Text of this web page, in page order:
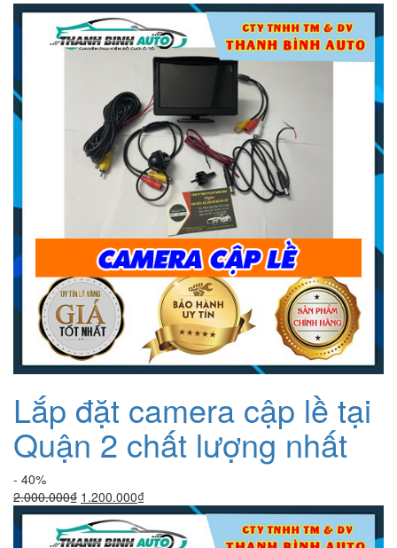
Lắp đặt camera cập lề tại
Quận 2 chất lượng nhất
- 40%
2.000.000₫ Giá
gốc
là:
1.200.000₫Giá
hiện
tại